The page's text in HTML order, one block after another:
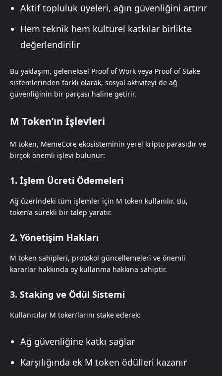
Aktif topluluk üyeleri, ağın güvenliğini artırır
Hem teknik hem kültürel katkılar birlikte
değerlendirilir
Bu yaklaşım, geleneksel Proof of Work veya Proof of Stake
sistemlerinden farklı olarak, sosyal aktiviteyi de ağ
güvenliğinin bir parçası haline getirir.
M Token’ın İşlevleri
M token, MemeCore ekosisteminin yerel kripto parasıdır ve
birçok önemli işlevi bulunur:
1. İşlem Ücreti Ödemeleri
Ağ üzerindeki tüm işlemler için M token kullanılır. Bu,
token’a sürekli bir talep yaratır.
2. Yönetişim Hakları
M token sahipleri, protokol güncellemeleri ve önemli
kararlar hakkında oy kullanma hakkına sahiptir.
3. Staking ve Ödül Sistemi
Kullanıcılar M token’larını stake ederek:
Ağ güvenliğine katkı sağlar
Karşılığında ek M token ödülleri kazanır